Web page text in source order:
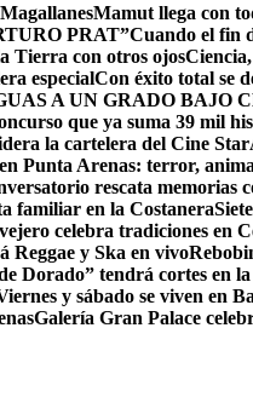
Mamut llega con
PRAT”Cuando el fin
Tierra con otros ojos
especialCon éxito total se
A UN GRADO BAJO
que ya suma 39 mil
la cartelera del Cine Star
Punta Arenas: terror,
rescata memorias
familiar en la Costanera
celebra tradiciones en
Reggae y Ska en vivo
Dorado” tendrá cortes en
y sábado se viven en
Galería Gran Palace